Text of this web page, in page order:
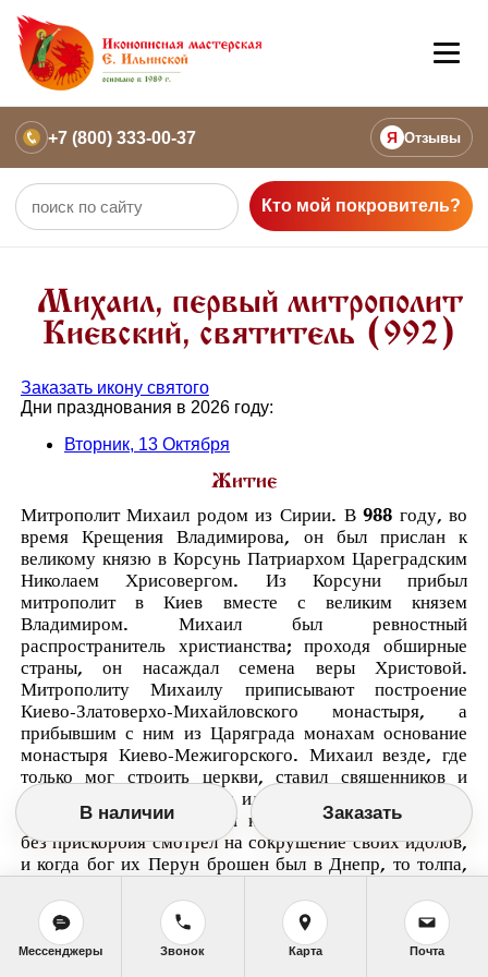
+7 (800) 333-00-37 Я Отзывы
Кто мой покровитель?
Михаил, первый митрополит
Киевский, святитель (992)
Заказать икону святого
Дни празднования в 2026 году:
Вторник, 13 Октября
Житие
Митрополит Михаил родом из Сирии. В 988 году, во
время Крещения Владимирова, он был прислан к
великому князю в Корсунь Патриархом Цареградским
Николаем Хрисовергом. Из Корсуни прибыл
митрополит в Киев вместе с великим князем
Владимиром. Михаил был ревностный
распространитель христианства; проходя обширные
страны, он насаждал семена веры Христовой.
Митрополиту Михаилу приписывают построение
Киево-Златоверхо-Михайловского монастыря, а
прибывшим с ним из Царяграда монахам основание
монастыря Киево-Межигорского. Михаил везде, где
только мог строить церкви, ставил священников и
диаконов и ниспровергал идолов. Летописи говорят,
что народ, прилепленный к древнему суеверию, не
без прискорбия смотрел на сокрушение своих идолов,
и когда бог их Перун брошен был в Днепр, то толпа,
выдыбай! т. е. выплывай. Истукан, стремлением вод
несомый, якобы повинуясь гласу вопиющих к нему,
пристал к берегу при самом том месте, где после, в XI
В наличии Заказать
Мессенджеры Звонок Карта Почта